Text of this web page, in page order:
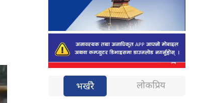
भर्खरै लोकप्रिय